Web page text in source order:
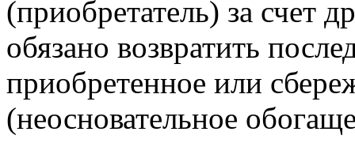
(приобретатель) за счет
обязано возвратить
приобретенное или
(неосновательное